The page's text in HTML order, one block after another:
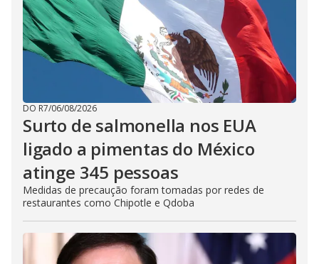
DO R7/06/08/2026
Surto de salmonella nos EUA
ligado a pimentas do México
atinge 345 pessoas
Medidas de precaução foram tomadas por redes de
restaurantes como Chipotle e Qdoba